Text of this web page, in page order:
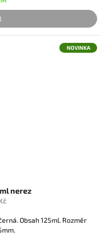
NOVINKA
nerez
Obsah 125ml. Rozměr